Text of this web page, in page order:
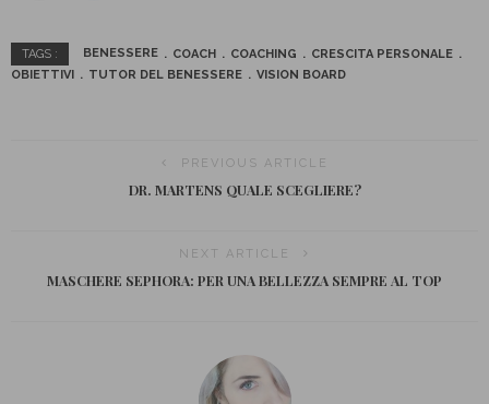
TAGS : BENESSERE COACH COACHING
CRESCITA PERSONALE
OBIETTIVI
TUTOR DEL BENESSERE VISION BOARD
PREVIOUS ARTICLE
DR. MARTENS QUALE SCEGLIERE?
NEXT ARTICLE
MASCHERE SEPHORA: PER UNA BELLEZZA SEMPRE AL TOP